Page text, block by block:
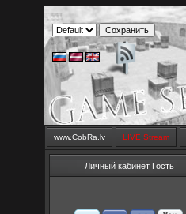
www.CobRa.lv LIVE Stream
Личный кабинет Гость